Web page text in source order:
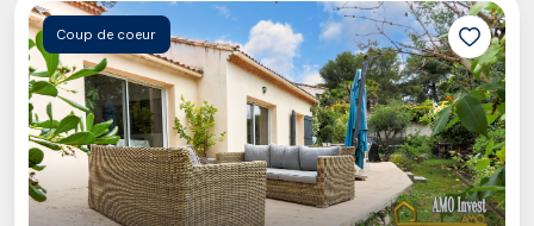
Coup de coeur